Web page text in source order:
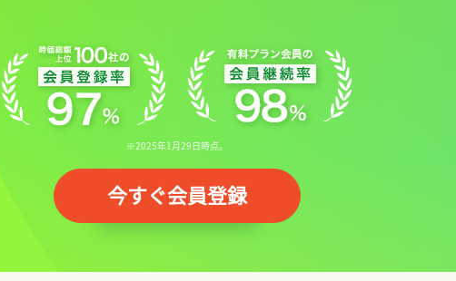
※2025年1月29日時点。
今すぐ会員登録